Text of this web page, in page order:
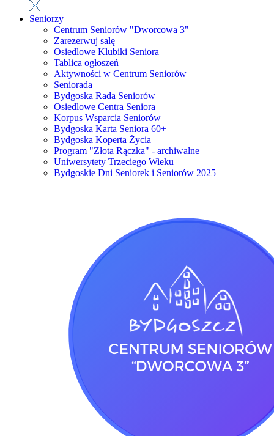
Seniorzy
Centrum Seniorów "Dworcowa 3"
Zarezerwuj salę
Osiedlowe Klubiki Seniora
Tablica ogłoszeń
Aktywności w Centrum Seniorów
Seniorada
Bydgoska Rada Seniorów
Osiedlowe Centra Seniora
Korpus Wsparcia Seniorów
Bydgoska Karta Seniora 60+
Bydgoska Koperta Życia
Program "Złota Rączka" - archiwalne
Uniwersytety Trzeciego Wieku
Bydgoskie Dni Seniorek i Seniorów 2025